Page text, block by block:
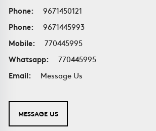
Phone:
9671450121
Phone:
9671445993
Mobile:
770445995
Whatsapp:
770445995
Email:
Message Us
MESSAGE US